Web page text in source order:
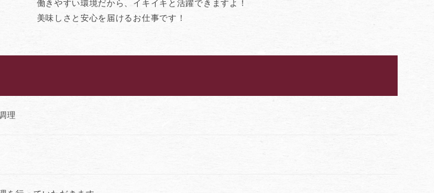
働きやすい環境だから、イキイキと活躍できますよ！
美味しさと安心を届けるお仕事です！
理